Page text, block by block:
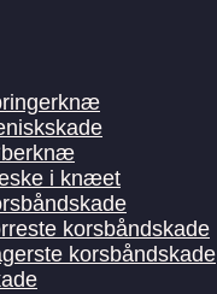
i knæet
korsbåndskade
korsbåndskade